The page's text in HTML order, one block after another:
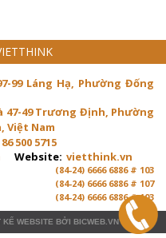
99 Láng Hạ, Phường Đống
47-49 Trương Định, Phường
Việt Nam
500 5715
Website: vietthink.vn
(84-24) 6666 6886 # 103
(84-24) 6666 6886 # 107
(84-24) 6666 6886 # 103
KẾ WEBSITE BỞI BICWEB.VN™